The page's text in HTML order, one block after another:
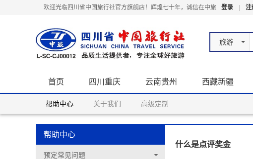
欢迎光临四川省中国旅行社官方旗舰店！辉煌七十年，诚信在中旅 登录 注
旅游
首页 四川重庆 云南贵州 西藏新疆
关于我们
帮助中心 关于我们 高级定制
帮助中心
预定常见问题
什么是点评奖金